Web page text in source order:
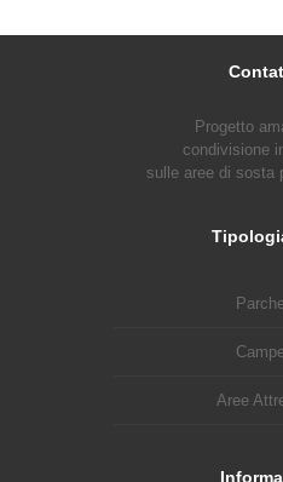
Progetto
condivisione
sulle aree di sosta
Aree